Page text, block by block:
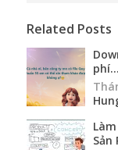
Related Posts
phí...
Sản